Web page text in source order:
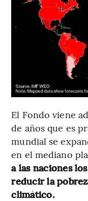
El Fondo viene
de años que es
mundial se
en el mediano
a las naciones
reducir la
climático.